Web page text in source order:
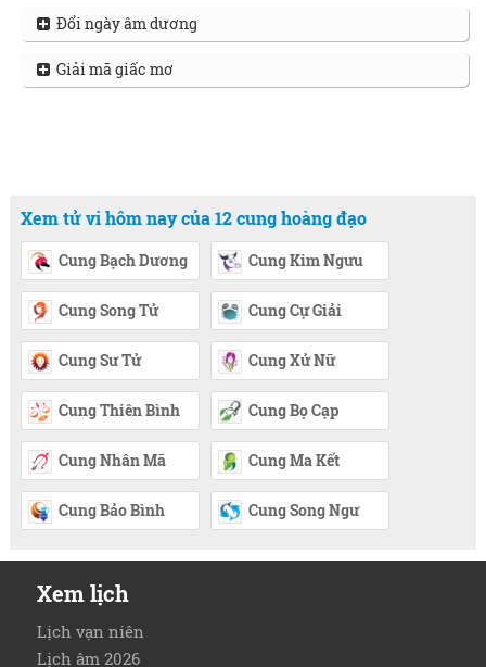
Đổi ngày âm dương
Giải mã giấc mơ
Xem tử vi hôm nay của 12 cung hoàng đạo
Cung Bạch Dương Cung Kim Ngưu
Cung Song Tử Cung Cự Giải
Cung Sư Tử Cung Xử Nữ
Cung Thiên Bình Cung Bọ Cạp
Cung Nhân Mã Cung Ma Kết
Cung Bảo Bình Cung Song Ngư
Xem lịch
Lịch vạn niên
Lịch âm 2026